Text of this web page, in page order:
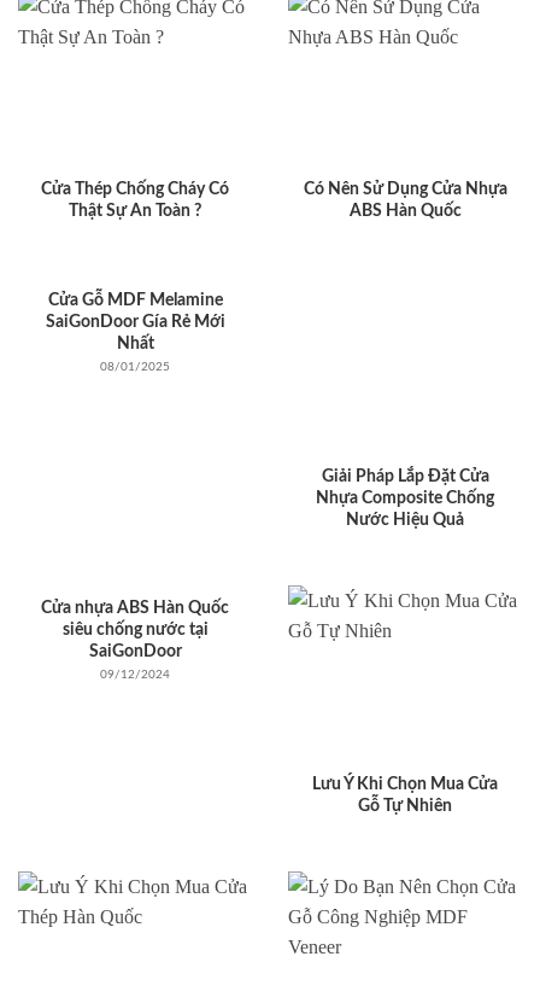
Cửa Thép Chống Cháy Có
Thật Sự An Toàn ?
Có Nên Sử Dụng Cửa Nhựa
ABS Hàn Quốc
Cửa Gỗ MDF Melamine
SaiGonDoor Gía Rẻ Mới
Nhất
08/01/2025
Giải Pháp Lắp Đặt Cửa
Nhựa Composite Chống
Nước Hiệu Quả
Cửa nhựa ABS Hàn Quốc
siêu chống nước tại
SaiGonDoor
09/12/2024
Lưu Ý Khi Chọn Mua Cửa
Gỗ Tự Nhiên